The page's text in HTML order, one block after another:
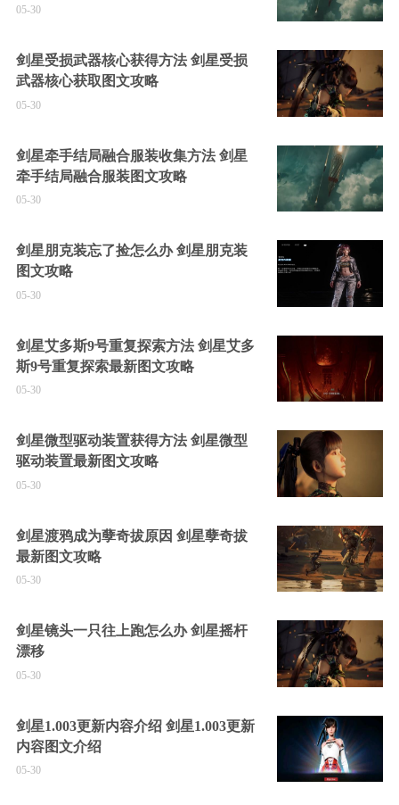
05-30
剑星受损武器核心获得方法 剑星受损
武器核心获取图文攻略
05-30
剑星牵手结局融合服装收集方法 剑星
牵手结局融合服装图文攻略
05-30
剑星朋克装忘了捡怎么办 剑星朋克装
图文攻略
05-30
剑星艾多斯9号重复探索方法 剑星艾多
斯9号重复探索最新图文攻略
05-30
剑星微型驱动装置获得方法 剑星微型
驱动装置最新图文攻略
05-30
剑星渡鸦成为孽奇拔原因 剑星孽奇拔
最新图文攻略
05-30
剑星镜头一只往上跑怎么办 剑星摇杆
漂移
05-30
剑星1.003更新内容介绍 剑星1.003更新
内容图文介绍
05-30